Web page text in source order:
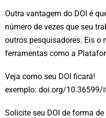
Outra vantagem do DOI é
número de vezes que seu
outros pesquisadores. Eis o
ferramentas como a
Veja como seu DOI ficará!
exemplo: doi.org/10.36599/
Solicite seu DOI de forma